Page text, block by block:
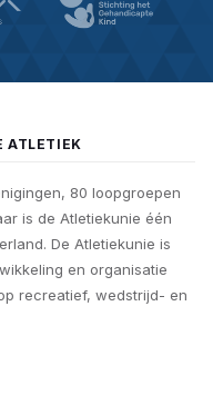
ATLETIEK
80 loopgroepen
is de Atletiekunie één
De Atletiekunie is
en organisatie
recreatief, wedstrijd- en